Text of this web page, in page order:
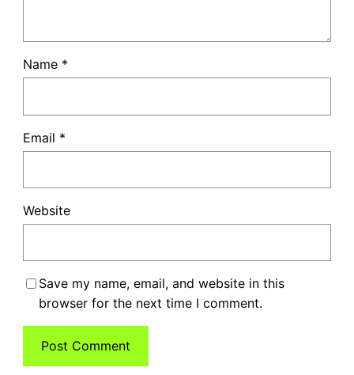
Name *
Email *
Website
Save my name, email, and website in this
browser for the next time I comment.